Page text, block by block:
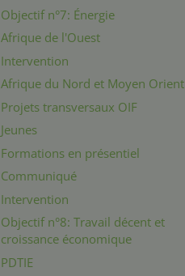
Objectif n°7: Énergie
Afrique de l'Ouest
Intervention
Afrique du Nord et Moyen Orient
Projets transversaux OIF
Jeunes
Formations en présentiel
Communiqué
Intervention
Objectif n°8: Travail décent et
croissance économique
PDTIE